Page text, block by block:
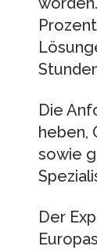
Die
heben,
sowie
Der